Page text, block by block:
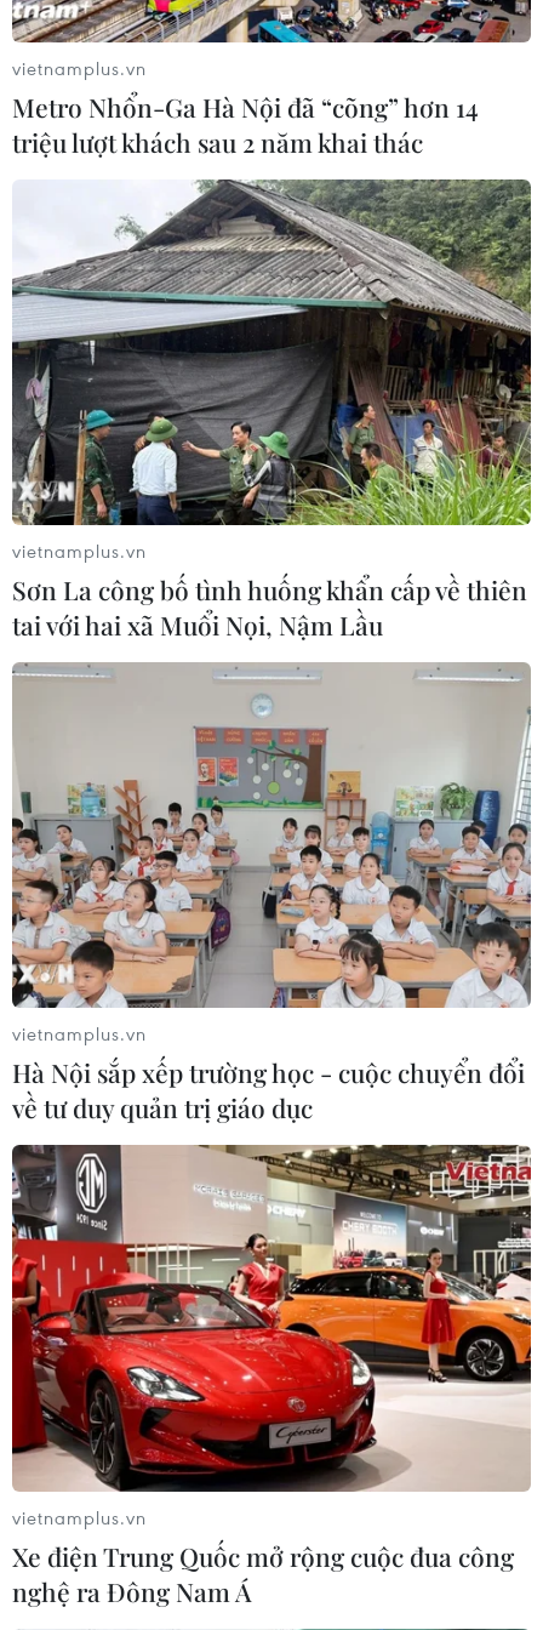
TIN LIÊN QUAN
Estonia sẵn sàng tiếp nhận máy bay NATO
mang đầu đạn hạt nhân
27/06/2025 12:50
Bộ trưởng Quốc phòng Estonia tuyên bố nước này sẵn
sàng tiếp nhận máy bay NATO có khả năng mang đầu
đạn hạt nhân - động thái khiến Nga lo ngại và cho rằng
Tổng thống Mỹ và Ukraine gặp nhau bên
lề hội nghị thượng đỉnh NATO
25/06/2025 13:42
Hai nhà lãnh đạo dự kiến sẽ thảo luận về các biện
pháp trừng phạt bổ sung nhằm vào Nga liên quan cuộc
xâm lược Ukraine, cũng như vấn đề mua sắm vũ khí
cho Kiev.
vietnamplus.vn
Metro Nhổn-Ga Hà Nội đã “cõng” hơn 14
triệu lượt khách sau 2 năm khai thác
vietnamplus.vn
Sơn La công bố tình huống khẩn cấp về thiên
tai với hai xã Muổi Nọi, Nậm Lầu
vietnamplus.vn
Hà Nội sắp xếp trường học - cuộc chuyển đổi
về tư duy quản trị giáo dục
vietnamplus.vn
Xe điện Trung Quốc mở rộng cuộc đua công
nghệ ra Đông Nam Á